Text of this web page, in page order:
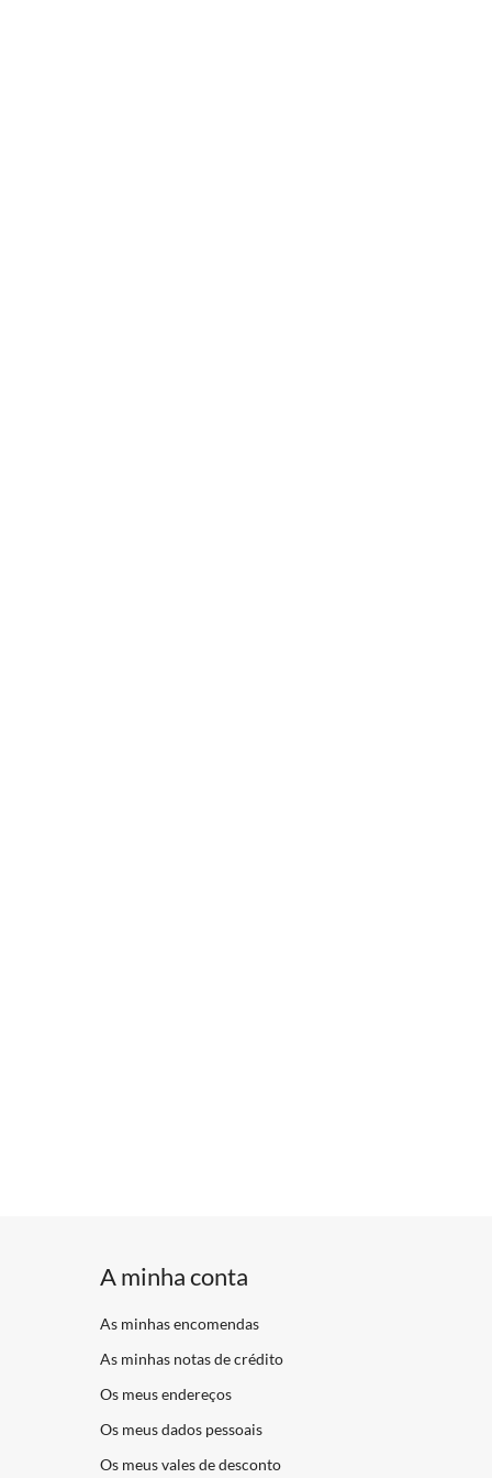
A minha conta
As minhas encomendas
As minhas notas de crédito
Os meus endereços
Os meus dados pessoais
Os meus vales de desconto